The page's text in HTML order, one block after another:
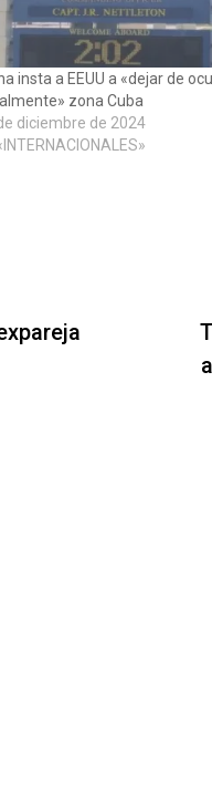
insta a EEUU a «dejar de
zona Cuba
diciembre de 2024